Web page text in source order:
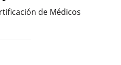
de Médicos